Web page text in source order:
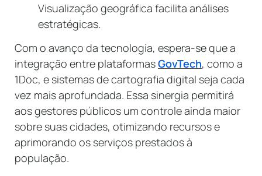
Visualização geográfica facilita análises
estratégicas.
Com o avanço da tecnologia, espera-se que a
integração entre plataformasGovTech, como a
1Doc, e sistemas de cartografia digital seja cada
vez mais aprofundada. Essa sinergia permitirá
aos gestores públicos um controle ainda maior
sobre suas cidades, otimizando recursos e
aprimorando os serviços prestados à
população.